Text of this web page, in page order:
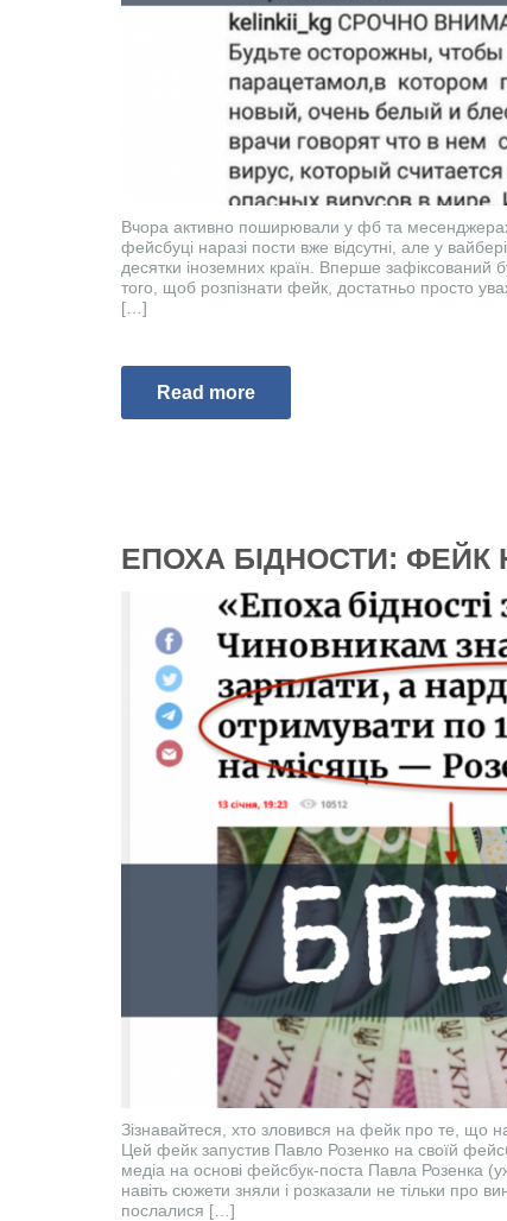
Вчора активно поширювали у фб та
фейсбуці наразі пости вже відсутні, але у
десятки іноземних країн. Вперше зафіксований
того, щоб розпізнати фейк, достатньо просто
[…]
Read more
ЕПОХА БІДНОСТИ: ФЕЙК
Зізнавайтеся, хто зловився на фейк про те, що
Цей фейк запустив Павло Розенко на своїй
медіа на основі фейсбук-поста Павла Розенка
навіть сюжети зняли і розказали не тільки про
послалися […]